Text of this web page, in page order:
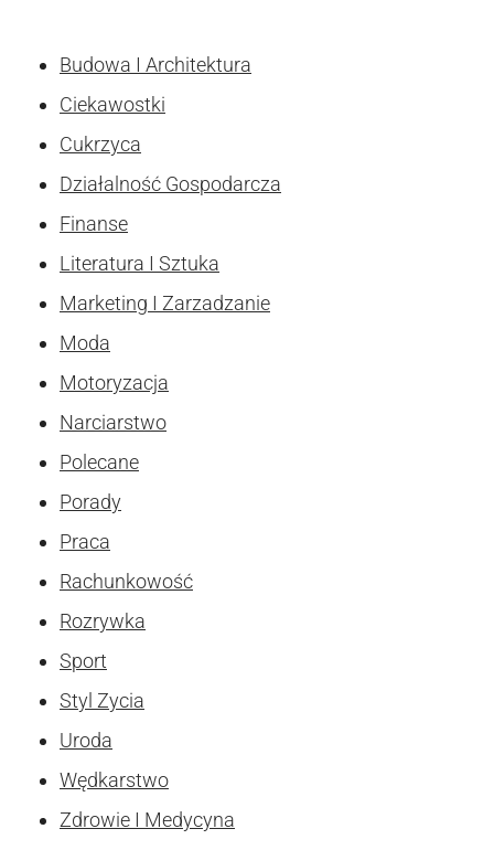
Budowa I Architektura
Ciekawostki
Cukrzyca
Działalność Gospodarcza
Finanse
Literatura I Sztuka
Marketing I Zarzadzanie
Moda
Motoryzacja
Narciarstwo
Polecane
Porady
Praca
Rachunkowość
Rozrywka
Sport
Styl Zycia
Uroda
Wędkarstwo
Zdrowie I Medycyna